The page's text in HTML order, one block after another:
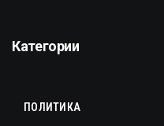
Категории
ПОЛИТИКА